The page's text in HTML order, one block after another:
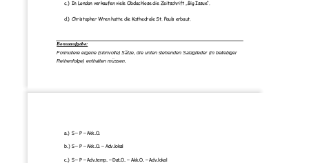
c.) In London verkaufen viele Obdachlose die Zeitschrift „Big Issue“.
d.) Christopher Wren hatte die Kathedrale St. Pauls erbaut.
Bonusaufgabe:
Formuliere eigene (sinnvolle) Sätze, die unten stehenden Satzglieder (in beliebiger
Reihenfolge) enthalten müssen.
a.) S – P – Akk.O.
b.) S – P – Akk.O. – Adv.lokal
c.) S – P – Adv.temp. – Dat.O. – Akk.O. – Adv.lokal